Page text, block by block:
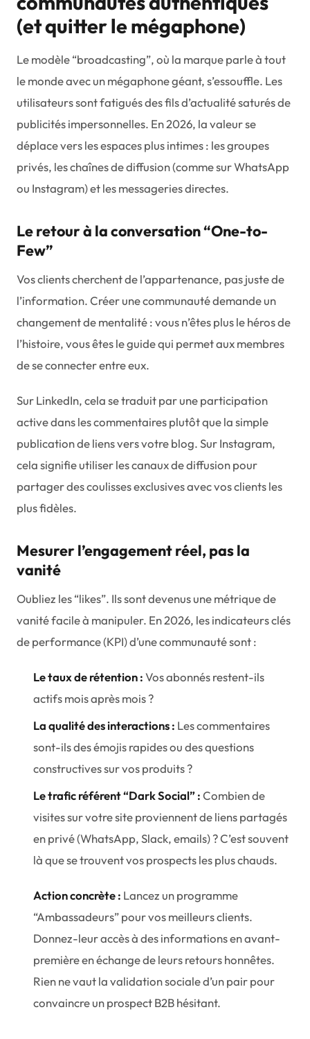
(et quitter le mégaphone)
Le modèle “broadcasting”, où la marque parle à tout
le monde avec un mégaphone géant, s’essouffle. Les
utilisateurs sont fatigués des fils d’actualité saturés de
publicités impersonnelles. En 2026, la valeur se
déplace vers les espaces plus intimes : les groupes
privés, les chaînes de diffusion (comme sur WhatsApp
ou Instagram) et les messageries directes.
Le retour à la conversation “One-to-
Few”
Vos clients cherchent de l’appartenance, pas juste de
l’information. Créer une communauté demande un
changement de mentalité : vous n’êtes plus le héros de
l’histoire, vous êtes le guide qui permet aux membres
de se connecter entre eux.
Sur LinkedIn, cela se traduit par une participation
active dans les commentaires plutôt que la simple
publication de liens vers votre blog. Sur Instagram,
cela signifie utiliser les canaux de diffusion pour
partager des coulisses exclusives avec vos clients les
plus fidèles.
Mesurer l’engagement réel, pas la
vanité
Oubliez les “likes”. Ils sont devenus une métrique de
vanité facile à manipuler. En 2026, les indicateurs clés
de performance (KPI) d’une communauté sont :
Le taux de rétention :Vos abonnés restent-ils
actifs mois après mois ?
La qualité des interactions : Les commentaires
sont-ils des émojis rapides ou des questions
constructives sur vos produits ?
Le trafic référent “Dark Social” :Combien de
visites sur votre site proviennent de liens partagés
en privé (WhatsApp, Slack, emails) ? C’est souvent
là que se trouvent vos prospects les plus chauds.
Action concrète : Lancez un programme
“Ambassadeurs” pour vos meilleurs clients.
Donnez-leur accès à des informations en avant-
première en échange de leurs retours honnêtes.
Rien ne vaut la validation sociale d’un pair pour
convaincre un prospect B2B hésitant.